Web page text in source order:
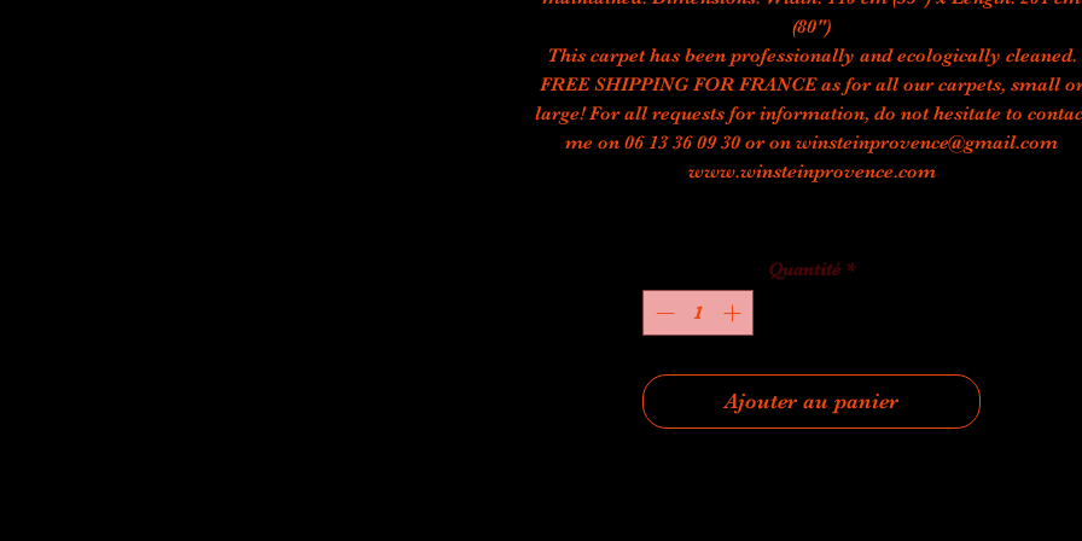
(80")
This carpet has been professionally and ecologically cleaned.
FREE SHIPPING FOR FRANCE as for all our carpets, small
large! For all requests for information, do not hesitate to
me on 06 13 36 09 30 or on winsteinprovence@gmail.com
www.winsteinprovence.com
Quantité *
Ajouter au panier